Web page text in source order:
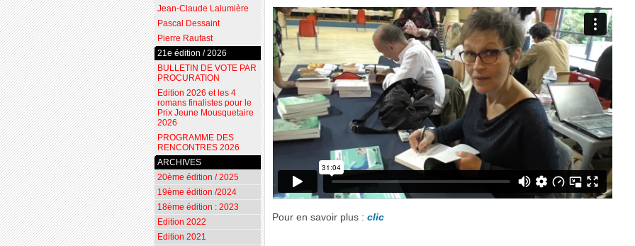
Pour en savoir plus : clic
Jean-Claude Lalumière
Pascal Dessaint
Pierre Raufast
21e édition / 2026
BULLETIN DE VOTE PAR
PROCURATION
Edition 2026 et les 4
romans finalistes pour le
Prix Jeune Mousquetaire
2026
PROGRAMME DES
RENCONTRES 2026
ARCHIVES
20ème édition / 2025
19ème édition /2024
18ème édition : 2023
Edition 2022
Edition 2021